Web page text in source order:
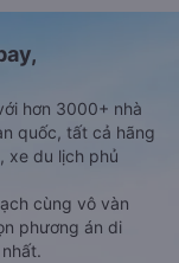
hơn 3000+ nhà
quốc, tất cả hãng
xe du lịch phủ
cùng vô vàn
phương án di